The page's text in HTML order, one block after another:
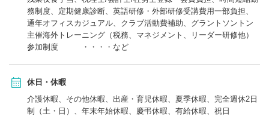
務制度、定期健康診断、英語研修・外部研修受講費用一部負担、
通年オフィスカジュアル、クラブ活動費補助、グラントソントン
主催海外トレーニング（税務、マネジメント、リーダー研修他）
参加制度 ・・・・など
休日・休暇
介護休暇、その他休暇、出産・育児休暇、夏季休暇、完全週休2日
制（土・日）、年末年始休暇、慶弔休暇、有給休暇、祝日